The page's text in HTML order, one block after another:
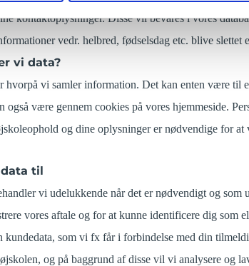
kontaktoplysninger. Disse vil bevares i vores
vedr. helbred, fødselsdag etc. blive slettet
vi data?
hvorpå vi samler information. Det kan enten være til
også være gennem cookies på vores hjemmeside.
og dine oplysninger er nødvendige for at
til
vi udelukkende når det er nødvendigt og
vores aftale og for at kunne identificere dig som
kundedata, som vi fx får i forbindelse med din
og på baggrund af disse vil vi analysere og